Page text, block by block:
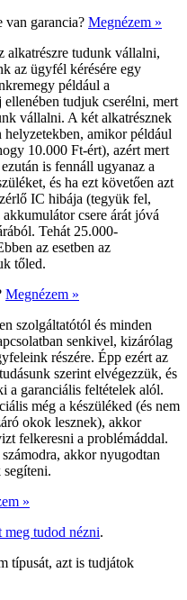
van garancia? Megnézem »
alkatrészre tudunk vállalni,
az ügyfél kérésére egy
például a
tudjuk cserélni, mert
vállalni. A két alkatrésznek
amikor például
10.000 Ft-ért), azért mert
is fennáll ugyanaz a
és ha ezt követően azt
IC hibája (tegyük fel,
csere árát jóvá
Tehát 25.000-
az esetben az
tőled.
Megnézem »
szolgáltatótól és minden
senkivel, kizárólag
részére. Épp ezért az
szerint elvégezzük, és
a garanciális feltételek alól.
még a készüléked (és nem
okok lesznek), akkor
felkeresni a problémáddal.
akkor nyugodtan
segíteni.
»
meg tudod nézni.
típusát, azt is tudjátok